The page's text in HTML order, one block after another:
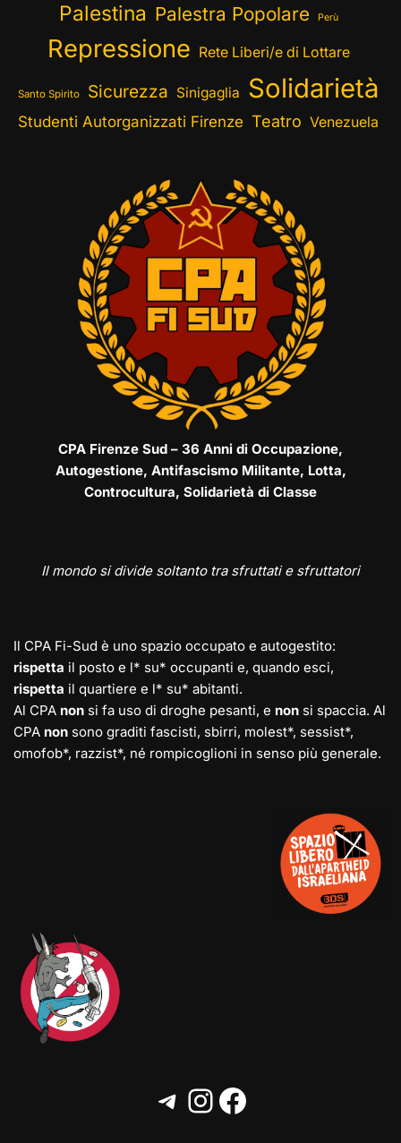
Palestina Palestra Popolare Perù
Repressione Rete Liberi/e di Lottare
Santo Spirito Sicurezza Sinigaglia Solidarietà
Studenti Autorganizzati Firenze Teatro Venezuela
CPA Firenze Sud – 36 Anni di Occupazione,
Autogestione, Antifascismo Militante, Lotta,
Controcultura, Solidarietà di Classe
Il mondo si divide soltanto tra sfruttati e sfruttatori
Il CPA Fi-Sud è uno spazio occupato e autogestito:
rispetta il posto e l* su* occupanti e, quando esci,
rispetta il quartiere e l* su* abitanti.
Al CPA non si fa uso di droghe pesanti, e non si spaccia. Al
CPA non sono graditi fascisti, sbirri, molest*, sessist*,
omofob*, razzist*, né rompicoglioni in senso più generale.